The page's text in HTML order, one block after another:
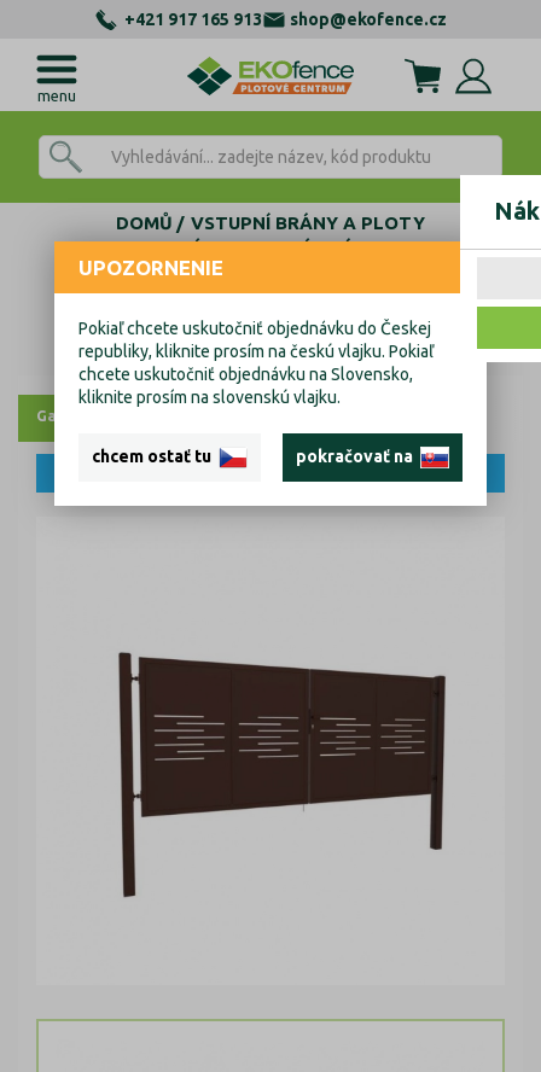
+421 917 165 913 shop@ekofence.cz
menu
DOMŮ
VSTUPNÍ BRÁNY A PLOTY
VYPALOVANÉ DESIGNOVÉ BRÁNY A BRANKY
Designová brána LINE 2 kř. 3800x1500mm hnědá se sloupky
Designová brána LINE 2 kř.
3800x1500mm hnědá se sloupky
Galerie
NOVINKA
UPOZORNENIE
Pokiaľ chcete uskutočniť objednávku do Českej
republiky, kliknite prosím na českú vlajku. Pokiaľ
chcete uskutočniť objednávku na Slovensko,
kliknite prosím na slovenskú vlajku.
chcem ostať tu pokračovať na